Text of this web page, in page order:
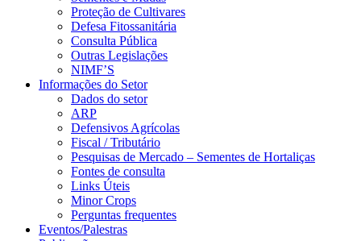
Proteção de Cultivares
Defesa Fitossanitária
Consulta Pública
Outras Legislações
NIMF’S
Informações do Setor
Dados do setor
ARP
Defensivos Agrícolas
Fiscal / Tributário
Pesquisas de Mercado – Sementes de Hortaliças
Fontes de consulta
Links Úteis
Minor Crops
Perguntas frequentes
Eventos/Palestras